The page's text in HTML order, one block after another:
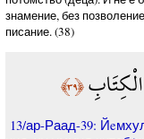
знамение, без
писание. (38)
﴿٣٩﴾
13/ар-Раад-39: